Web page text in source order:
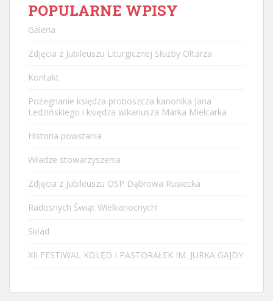
POPULARNE WPISY
Galeria
Zdjęcia z Jubileuszu Liturgicznej Służby Ołtarza
Kontakt
Pożegnanie księdza proboszcza kanonika Jana
Ledzińskiego i księdza wikariusza Marka Mielcarka
Historia powstania
Władze stowarzyszenia
Zdjęcia z Jubileuszu OSP Dąbrowa Rusiecka
Radosnych Świąt Wielkanocnych!
Skład
XII FESTIWAL KOLĘD I PASTORAŁEK IM. JURKA GAJDY